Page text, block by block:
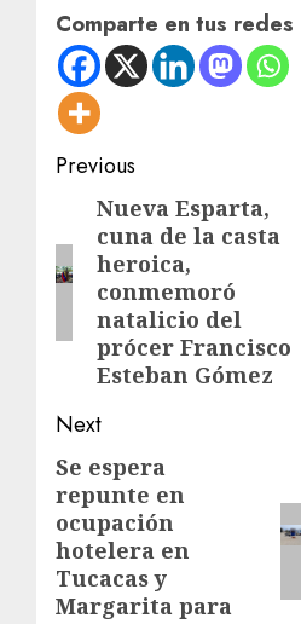
Comparte en tus redes
Post
navigation
Previous
Previous
post:
Nueva Esparta,
cuna de la casta
heroica,
conmemoró
natalicio del
prócer Francisco
Esteban Gómez
Next
Next
post:
Se espera
repunte en
ocupación
hotelera en
Tucacas y
Margarita para